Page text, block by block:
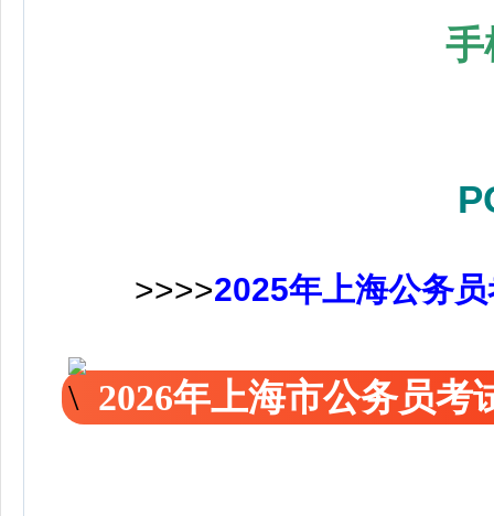
手
>>>>2025年上海公务
2026年上海市公务员